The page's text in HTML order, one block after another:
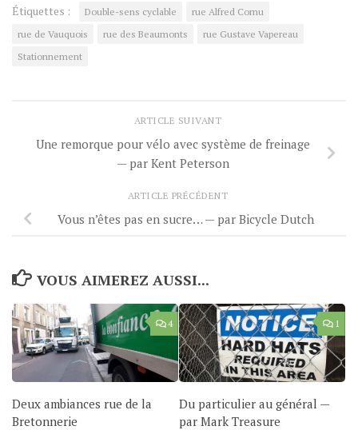
Étiquettes : Double-sens cyclable
rue Alfred Cornu
rue de Vauquois
rue des Beaumonts
rue Gustave Vapereau
Stationnement
ARTICLE SUIVANT
Une remorque pour vélo avec système de freinage
— par Kent Peterson
ARTICLE PRÉCÉDENT
Vous n’êtes pas en sucre… — par Bicycle Dutch
VOUS AIMEREZ AUSSI...
4
Deux ambiances rue de la
Bretonnerie
1
Du particulier au général —
par Mark Treasure